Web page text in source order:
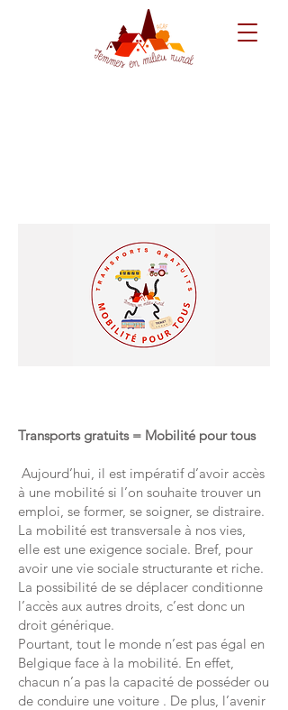
Transports gratuits = Mobilité pour tous
Aujourd’hui, il est impératif d’avoir accès
à une mobilité si l’on souhaite trouver un
emploi, se former, se soigner, se distraire.
La mobilité est transversale à nos vies,
elle est une exigence sociale. Bref, pour
avoir une vie sociale structurante et riche.
La possibilité de se déplacer conditionne
l’accès aux autres droits, c’est donc un
droit générique.
Pourtant, tout le monde n’est pas égal en
Belgique face à la mobilité. En effet,
chacun n’a pas la capacité de posséder ou
de conduire une voiture . De plus, l’avenir